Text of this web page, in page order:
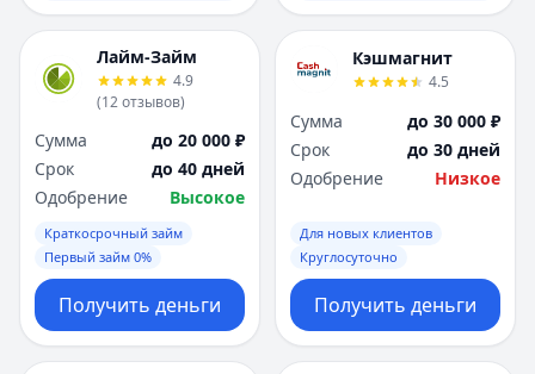
Лайм-Займ
4.9
(12отзывов)
Сумма
до 20 000 ₽
Срок
до 40 дней
Одобрение
Высокое
Краткосрочный займ
Первый займ 0%
Получить деньги
Кэшмагнит
4.5
Сумма
до 30 000 ₽
Срок
до 30 дней
Одобрение
Низкое
Для новых клиентов
Круглосуточно
Получить деньги